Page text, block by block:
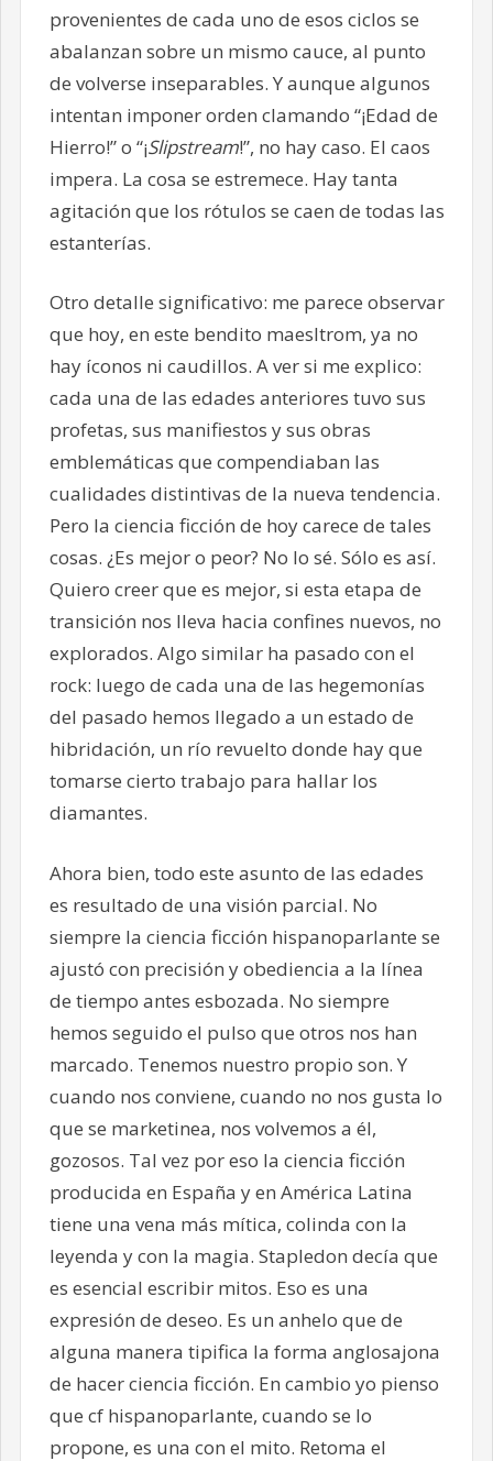
provenientes de cada uno de esos ciclos se
abalanzan sobre un mismo cauce, al punto
de volverse inseparables. Y aunque algunos
intentan imponer orden clamando “¡Edad de
Hierro!” o “¡Slipstream!”, no hay caso. El caos
impera. La cosa se estremece. Hay tanta
agitación que los rótulos se caen de todas las
estanterías.
Otro detalle significativo: me parece observar
que hoy, en este bendito maesltrom, ya no
hay íconos ni caudillos. A ver si me explico:
cada una de las edades anteriores tuvo sus
profetas, sus manifiestos y sus obras
emblemáticas que compendiaban las
cualidades distintivas de la nueva tendencia.
Pero la ciencia ficción de hoy carece de tales
cosas. ¿Es mejor o peor? No lo sé. Sólo es así.
Quiero creer que es mejor, si esta etapa de
transición nos lleva hacia confines nuevos, no
explorados. Algo similar ha pasado con el
rock: luego de cada una de las hegemonías
del pasado hemos llegado a un estado de
hibridación, un río revuelto donde hay que
tomarse cierto trabajo para hallar los
diamantes.
Ahora bien, todo este asunto de las edades
es resultado de una visión parcial. No
siempre la ciencia ficción hispanoparlante se
ajustó con precisión y obediencia a la línea
de tiempo antes esbozada. No siempre
hemos seguido el pulso que otros nos han
marcado. Tenemos nuestro propio son. Y
cuando nos conviene, cuando no nos gusta lo
que se marketinea, nos volvemos a él,
gozosos. Tal vez por eso la ciencia ficción
producida en España y en América Latina
tiene una vena más mítica, colinda con la
leyenda y con la magia. Stapledon decía que
es esencial escribir mitos. Eso es una
expresión de deseo. Es un anhelo que de
alguna manera tipifica la forma anglosajona
de hacer ciencia ficción. En cambio yo pienso
que cf hispanoparlante, cuando se lo
propone, es una con el mito. Retoma el